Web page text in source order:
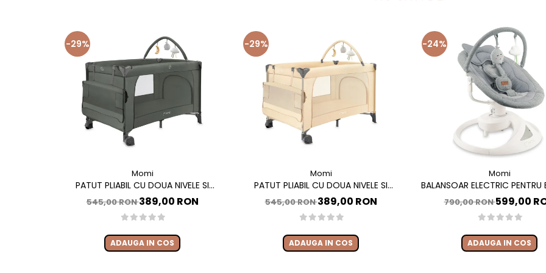
-29%
Momi
PATUT PLIABIL CU DOUA NIVELE SI
MASUTA DE INFASAT, 60X120 CM, MOMI,
BELOVE PLUS - GREEN
545,00 RON389,00 RON
ADAUGA IN COS
-29%
Momi
PATUT PLIABIL CU DOUA NIVELE SI
MASUTA DE INFASAT, 60X120 CM, MOMI,
BELOVE PLUS -BEIGE
545,00 RON389,00 RON
ADAUGA IN COS
-24%
Momi
BALANSOAR ELECTRIC PENTRU
CU SEZUT ROTATIV 360
PEARL - GREY
790,00 RON599,00
ADAUGA IN COS